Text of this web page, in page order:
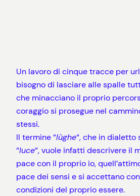
Un lavoro di cinque tracce per
bisogno di lasciare alle spalle
che minacciano il proprio
coraggio si prosegue nel
stessi.
Il termine “lùghe“, che in dialetto
“luce“, vuole infatti descrivere il
pace con il proprio io,
pace dei sensi e si accettano
condizioni del proprio essere.